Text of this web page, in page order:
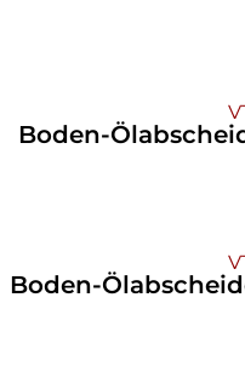
Boden-
Boden-